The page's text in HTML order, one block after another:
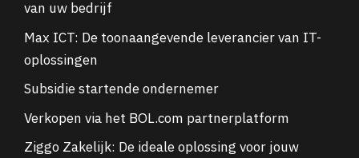
van uw bedrijf
Max ICT: De toonaangevende leverancier van IT-
oplossingen
Subsidie startende ondernemer
Verkopen via het BOL.com partnerplatform
Ziggo Zakelijk: De ideale oplossing voor jouw